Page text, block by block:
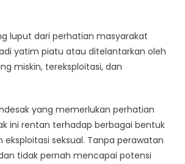
luput dari perhatian masyarakat
yatim piatu atau ditelantarkan oleh
miskin, tereksploitasi, dan
yang memerlukan perhatian
ini rentan terhadap berbagai bentuk
seksual. Tanpa perawatan
tidak pernah mencapai potensi